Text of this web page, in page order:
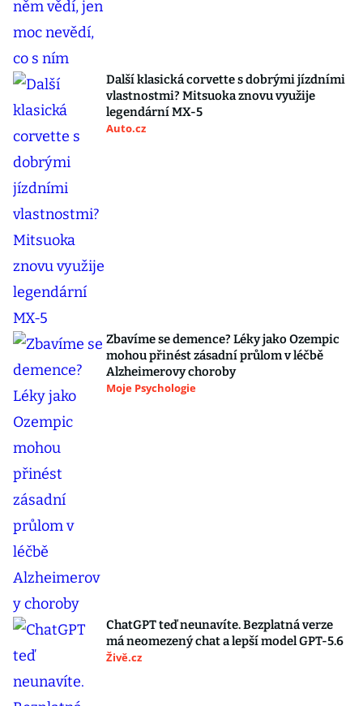
Další klasická corvette s dobrými jízdními
vlastnostmi? Mitsuoka znovu využije
legendární MX-5
Auto.cz
Zbavíme se demence? Léky jako Ozempic
mohou přinést zásadní průlom v léčbě
Alzheimerovy choroby
Moje Psychologie
ChatGPT teď neunavíte. Bezplatná verze
má neomezený chat a lepší model GPT-5.6
Živě.cz